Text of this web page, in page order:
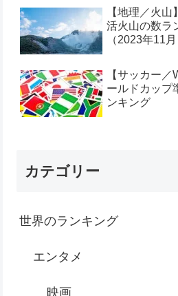
【地理／火山
活火山の数ラ
（2023年11月
【サッカー／
ールドカップ
ンキング
カテゴリー
世界のランキング
エンタメ
映画